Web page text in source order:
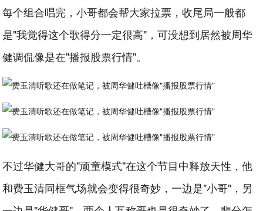
每个组合唱完，小哥都会帮大家拉票，收尾局一般都
是"我觉得这个歌得分一定很高"，可没想到居然被周华
健调侃像是在"播报股票行情"。
不过华健大哥的"顽童模式"在这个节目中释放天性，他
和费玉清同框气场就会变得很奇妙，一边是"小哥"，另